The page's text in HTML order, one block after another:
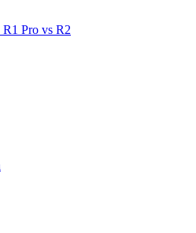
Pro vs R2